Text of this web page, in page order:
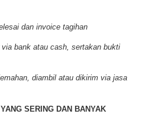
dan invoice tagihan
bank atau cash, sertakan bukti
diambil atau dikirim via jasa
SERING DAN BANYAK